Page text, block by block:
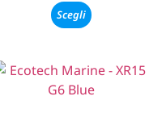
Scegli